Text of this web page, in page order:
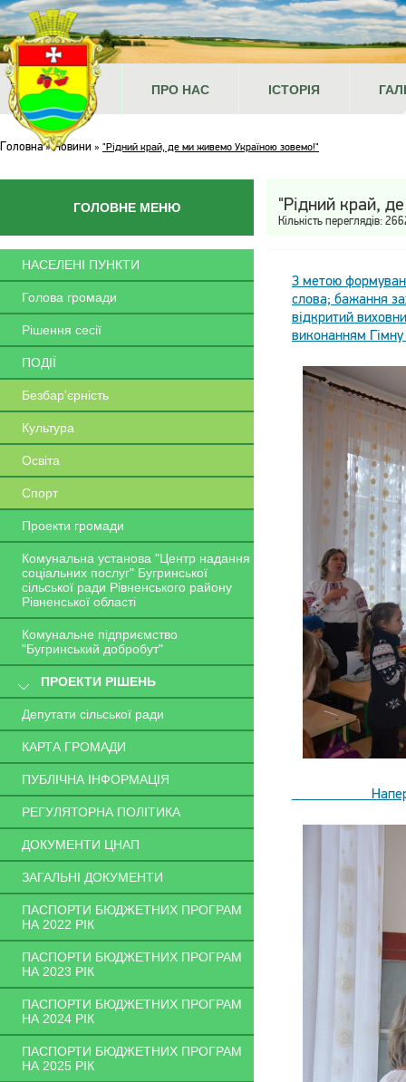
ГОЛОВНА ПРО НАС ІСТОРІЯ
Головна»Новини » "Рідний край, де ми живемо Україною зовемо!"
ГОЛОВНЕ МЕНЮ
НАСЕЛЕНІ ПУНКТИ
Голова громади
Рішення сесії
ПОДІЇ
Безбар'єрність
Культура
Освіта
Спорт
Проекти громади
Комунальна установа "Центр надання
соціальних послуг" Бугринської
сільської ради Рівненського району
Рівненської області
Комунальне підприємство
"Бугринський добробут"
ПРОЕКТИ РІШЕНЬ
Депутати сільської ради
КАРТА ГРОМАДИ
ПУБЛІЧНА ІНФОРМАЦІЯ
РЕГУЛЯТОРНА ПОЛІТИКА
ДОКУМЕНТИ ЦНАП
ЗАГАЛЬНІ ДОКУМЕНТИ
ПАСПОРТИ БЮДЖЕТНИХ ПРОГРАМ
НА 2022 РІК
ПАСПОРТИ БЮДЖЕТНИХ ПРОГРАМ
НА 2023 РІК
ПАСПОРТИ БЮДЖЕТНИХ ПРОГРАМ
НА 2024 РІК
ПАСПОРТИ БЮДЖЕТНИХ ПРОГРАМ
НА 2025 РІК
"Рідний край,
Кількість переглядів:
З метою
слова; бажання
відкритий
виконанням Гімну
Напередодні